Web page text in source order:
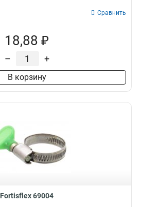
Сравнить
18,88 ₽
– +
В корзину
Fortisflex 69004